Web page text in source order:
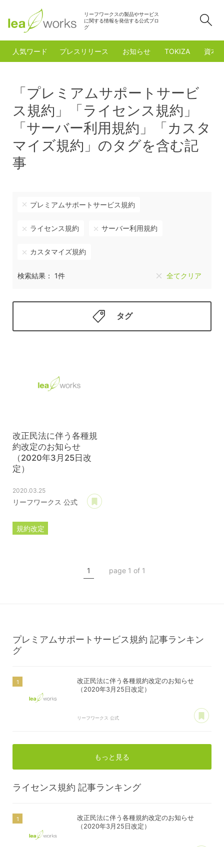
リーフワークスの製品やサービス
に関する情報を発信する公式ブロ
グ
人気ワード プレスリリース お知らせ TOKIZA 資本
「プレミアムサポートサービ
ス規約」「ライセンス規約」
「サーバー利用規約」「カスタ
マイズ規約」のタグを含む記
事
プレミアムサポートサービス規約
ライセンス規約 サーバー利用規約
カスタマイズ規約
検索結果： 1件 全てクリア
タグ
改正民法に伴う各種規
約改定のお知らせ
（2020年3月25日改
定）
2020.03.25
リーフワークス 公式
規約改定
1 page 1 of 1
プレミアムサポートサービス規約 記事ランキン
グ
改正民法に伴う各種規約改定のお知らせ
（2020年3月25日改定）
リーフワークス 公式
もっと見る
ライセンス規約 記事ランキング
改正民法に伴う各種規約改定のお知らせ
（2020年3月25日改定）